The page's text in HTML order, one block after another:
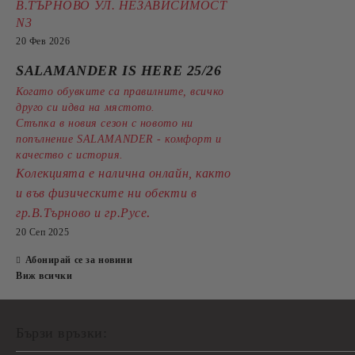
В.ТЪРНОВО УЛ. НЕЗАВИСИМОСТ
N3
20 Фев 2026
SALAMANDER IS HERE 25/26
Когато обувките са правилните, всичко
друго си идва на мястото.
Стъпка в новия сезон с новото ни
попълнение SALAMANDER - комфорт и
качество с история.
Колекцията е налична онлайн, както
и във физическите ни обекти в
гр.В.Търново и гр.Русе.
20 Сеп 2025
Абонирай се за новини
Виж всички